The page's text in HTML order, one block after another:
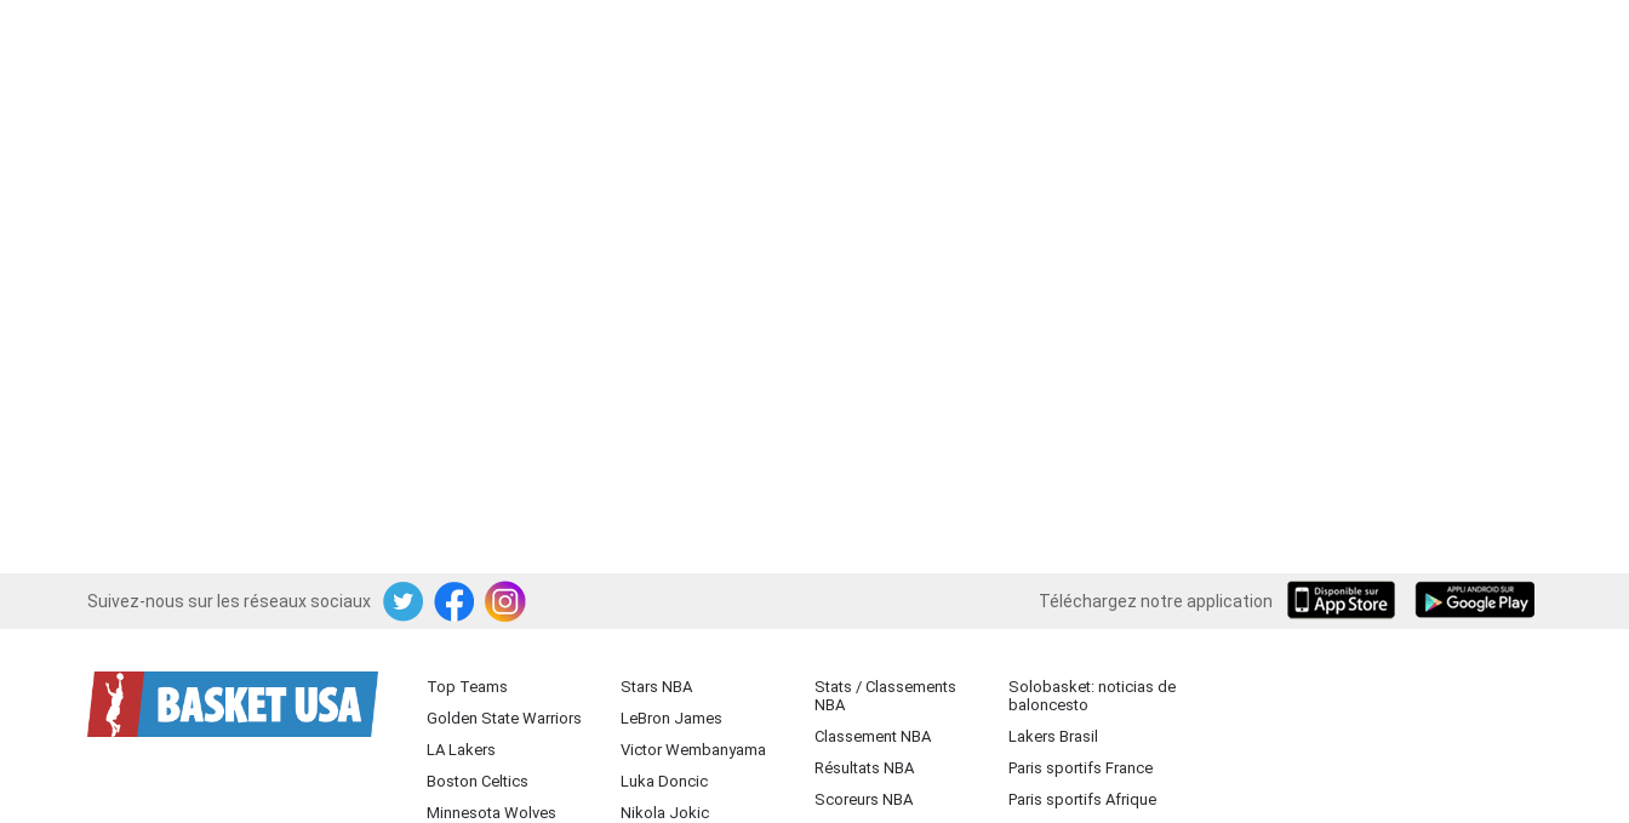
Suivez-nous sur les réseaux sociaux
TwitterFacebookInstagram Téléchargez notre application
iOS Android
Top Teams
Golden State Warriors
LA Lakers
Boston Celtics
Minnesota Wolves
Stars NBA
LeBron James
Victor Wembanyama
Luka Doncic
Nikola Jokic
Stats / Classements
NBA
Classement NBA
Résultats NBA
Scoreurs NBA
Solobasket: noticias de
baloncesto
Lakers Brasil
Paris sportifs France
Paris sportifs Afrique